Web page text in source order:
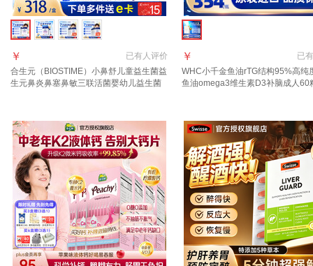
已有人评价
￥
合生元（BIOSTIME）小鼻舒儿童益生菌益
生元鼻炎鼻塞鼻敏三联活菌婴幼儿益生菌
已有
￥
WHC小千金鱼油rTG结构95%高纯
鱼油omega3维生素D3补脑成人60